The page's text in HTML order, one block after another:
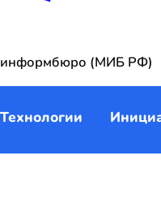
(МИБ РФ)
Технологии